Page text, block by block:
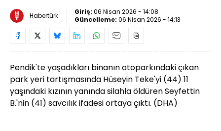
Habertürk Giriş: 06 Nisan 2026 - 14:08
Güncelleme: 06 Nisan 2026 - 14:13
Pendik'te yaşadıkları binanın otoparkındaki çıkan
park yeri tartışmasında Hüseyin Teke'yi (44) 11
yaşındaki kızının yanında silahla öldüren Seyfettin
B.'nin (41) savcılık ifadesi ortaya çıktı. (DHA)